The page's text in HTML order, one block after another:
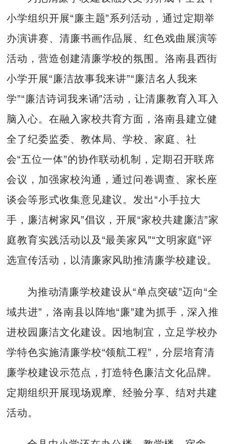
小学组织开展“廉主题”系列活动，通过定期举
办演讲赛、清廉书画作品展、红色戏曲展演等
活动，营造创建清廉学校的氛围。洛南县西街
小学开展“廉洁故事我来讲”“廉洁名人我来
学”“廉洁诗词我来诵”活动，让清廉教育入耳入
脑入心。在融入家校共育方面，洛南县建立健
全了纪委监委、教体局、学校、家庭、社
会“五位一体”的协作联动机制，定期召开联席
会议，加强家校沟通，通过问卷调查、家长座
谈会等形式收集意见建议。发出“小手拉大
手，廉洁树家风”倡议，开展“家校共建廉洁”家
庭教育实践活动以及“最美家风”“文明家庭”评
选宣传活动，以清廉家风助推清廉学校建设。
为推动清廉学校建设从“单点突破”迈向“全
域共进”，洛南县以阵地“廉”建为抓手，深入推
进校园廉洁文化建设。因地制宜，立足学校办
学特色实施清廉学校“领航工程”，分层培育清
廉学校建设示范点，打造特色廉洁文化品牌。
定期组织开展现场观摩、经验分享、结对共建
活动。